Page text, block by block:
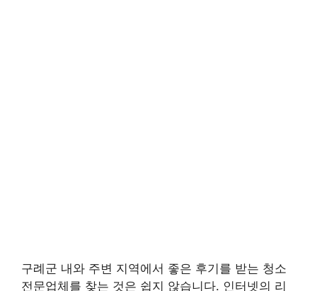
구례군 내와 주변 지역에서 좋은 후기를 받는 청소
전문업체를 찾는 것은 쉽지 않습니다. 인터넷의 리